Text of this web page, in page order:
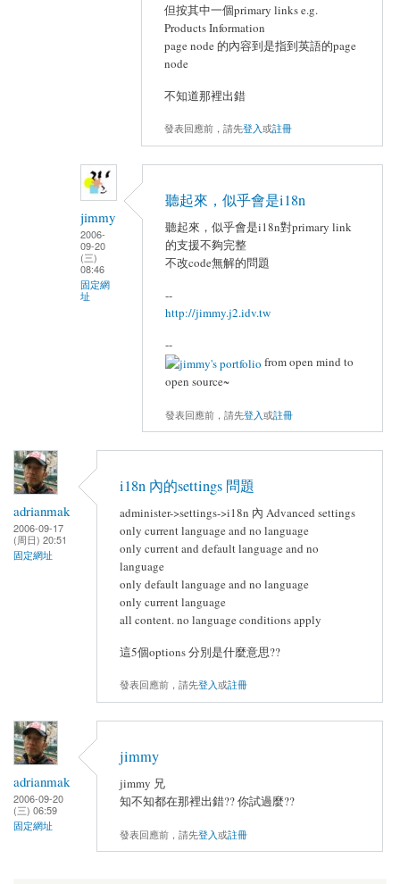
但按其中一個primary links e.g.
Products Information
page node 的內容到是指到英語的page
node
不知道那裡出錯
發表回應前，請先登入或註冊
jimmy
2006-
09-20
(三)
08:46
固定網
址
聽起來，似乎會是i18n
聽起來，似乎會是i18n對primary link
的支援不夠完整
不改code無解的問題
--
http://jimmy.j2.idv.tw
--
from open mind to
open source~
發表回應前，請先登入或註冊
adrianmak
2006-09-17
(周日) 20:51
固定網址
i18n 內的settings 問題
administer->settings->i18n 內 Advanced settings
only current language and no language
only current and default language and no
language
only default language and no language
only current language
all content. no language conditions apply
這5個options 分別是什麼意思??
發表回應前，請先登入或註冊
adrianmak
2006-09-20
(三) 06:59
固定網址
jimmy
jimmy 兄
知不知都在那裡出錯?? 你試過麼??
發表回應前，請先登入或註冊